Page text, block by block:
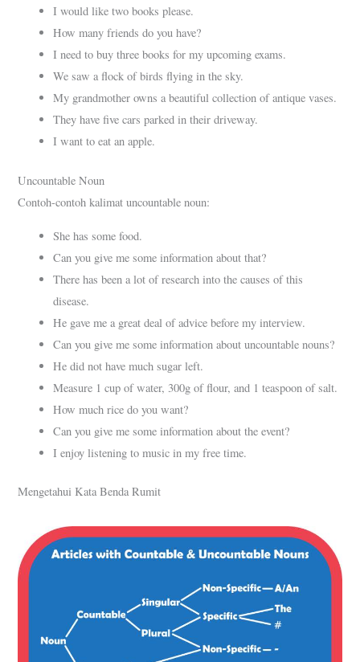
I would like two books please.
How many friends do you have?
I need to buy three books for my upcoming exams.
We saw a flock of birds flying in the sky.
My grandmother owns a beautiful collection of antique vases.
They have five cars parked in their driveway.
I want to eat an apple.
Uncountable Noun
Contoh-contoh kalimat uncountable noun:
She has some food.
Can you give me some information about that?
There has been a lot of research into the causes of this
disease.
He gave me a great deal of advice before my interview.
Can you give me some information about uncountable nouns?
He did not have much sugar left.
Measure 1 cup of water, 300g of flour, and 1 teaspoon of salt.
How much rice do you want?
Can you give me some information about the event?
I enjoy listening to music in my free time.
Mengetahui Kata Benda Rumit